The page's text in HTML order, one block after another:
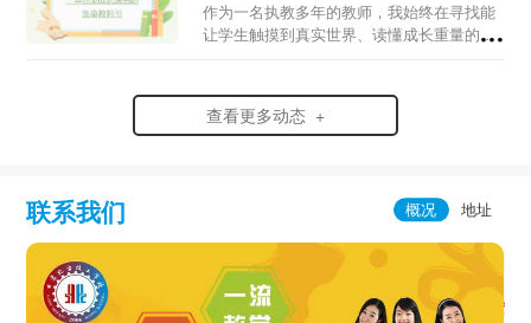
作为一名执教多年的教师，我始终在寻找能
让学生触摸到真实世界、读懂成长重量的书
了传统成长小说的浪漫化叙事，以细腻的笔
触，将少...
查看更多动态 +
联系我们